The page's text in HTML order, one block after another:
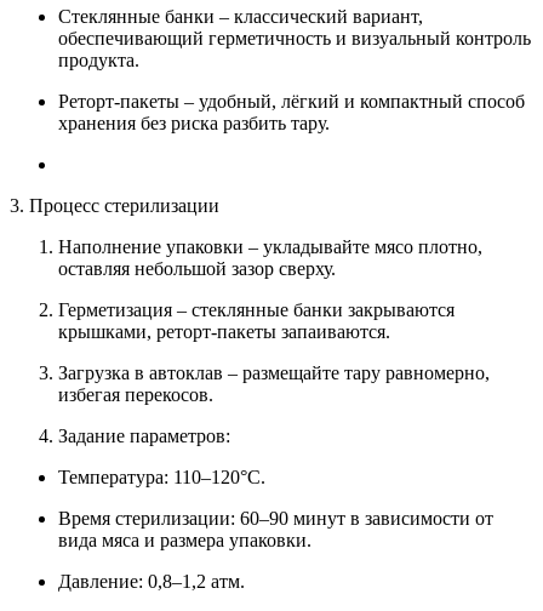
Стеклянные банки – классический вариант,
обеспечивающий герметичность и визуальный контроль
продукта.
Реторт-пакеты – удобный, лёгкий и компактный способ
хранения без риска разбить тару.
3. Процесс стерилизации
Наполнение упаковки – укладывайте мясо плотно,
оставляя небольшой зазор сверху.
Герметизация – стеклянные банки закрываются
крышками, реторт-пакеты запаиваются.
Загрузка в автоклав – размещайте тару равномерно,
избегая перекосов.
Задание параметров:
Температура: 110–120°C.
Время стерилизации: 60–90 минут в зависимости от
вида мяса и размера упаковки.
Давление: 0,8–1,2 атм.